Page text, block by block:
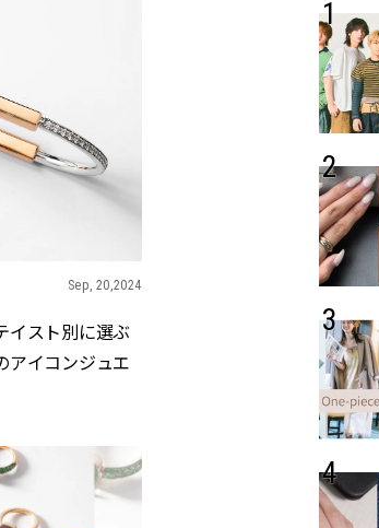
Sep, 20,2024
イスト別に選ぶ
アイコンジュエ【一生ものジュエリー】1つでも